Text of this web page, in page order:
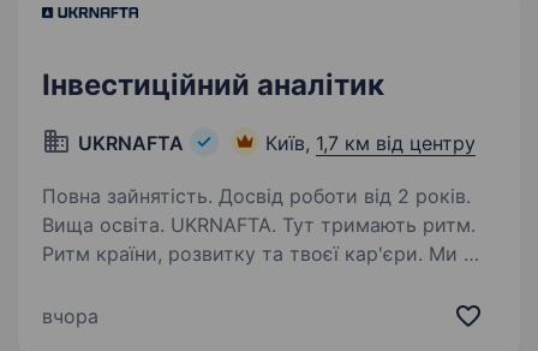
Інвестиційний аналітик
UKRNAFTA Київ, 1,7 км від центру
Повна зайнятість. Досвід роботи від 2 років.
Вища освіта. UKRNAFTA. Тут тримають ритм.
Ритм країни, розвитку та твоєї кар'єри. Ми —
Сьогодні це 2 000+ свердловин, майже 700
вчора